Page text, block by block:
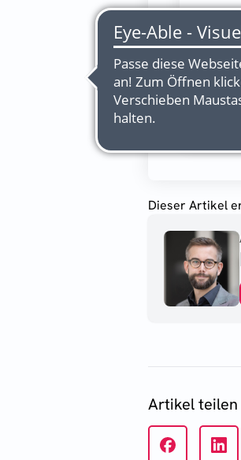
2
Dieser Artikel
Artikel teilen